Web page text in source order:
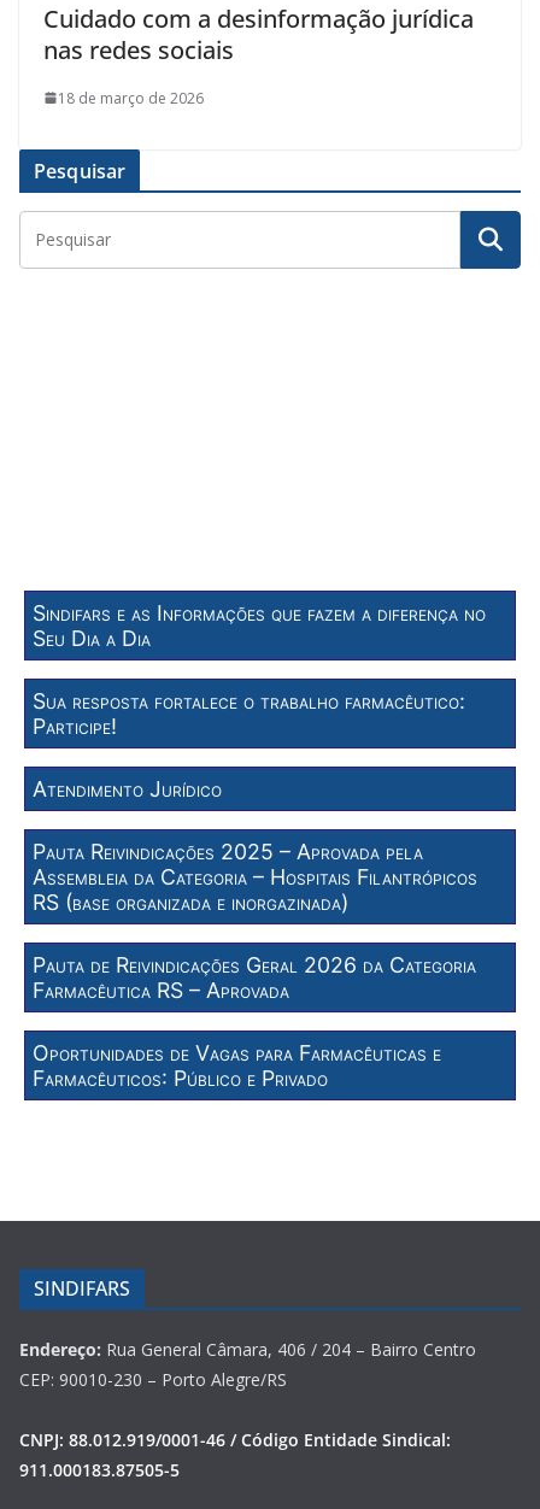
Cuidado com a desinformação jurídica
nas redes sociais
18 de março de 2026
Pesquisar
Sindifars e as Informações que fazem a diferença no
Seu Dia a Dia
Sua resposta fortalece o trabalho farmacêutico:
Participe!
Atendimento Jurídico
Pauta Reivindicações 2025 – Aprovada pela
Assembleia da Categoria – Hospitais Filantrópicos
RS (base organizada e inorgazinada)
Pauta de Reivindicações Geral 2026 da Categoria
Farmacêutica RS – Aprovada
Oportunidades de Vagas para Farmacêuticas e
Farmacêuticos: Público e Privado
SINDIFARS
Endereço: Rua General Câmara, 406 / 204 – Bairro Centro
CEP: 90010-230 – Porto Alegre/RS
CNPJ: 88.012.919/0001-46 / Código Entidade Sindical:
911.000183.87505-5